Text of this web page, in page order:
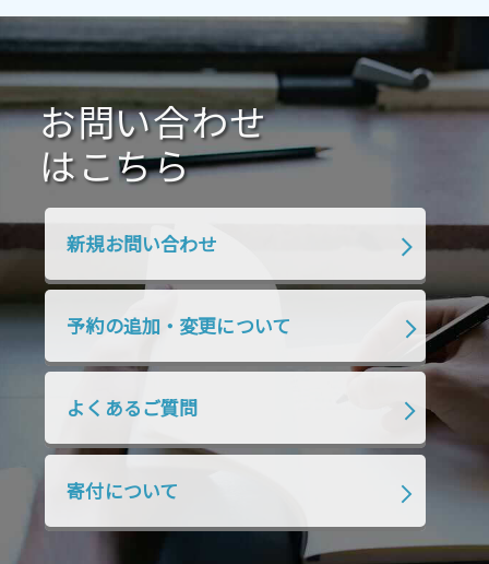
2021年1月 2020年12月 2020年11月
2020年10月 2020年9月 2020年8月
2020年7月 2020年6月 2020年5月
2020年4月 2020年3月 2020年2月
2019年9月
2019年4月
2018年7月 2018年6月
2018年4月 2018年3月 2018年2月
2018年1月 2017年12月
2017年10月 2017年9月 2017年8月
お問い合わせ
はこちら
新規お問い合わせ
予約の追加・変更について
よくあるご質問
寄付について